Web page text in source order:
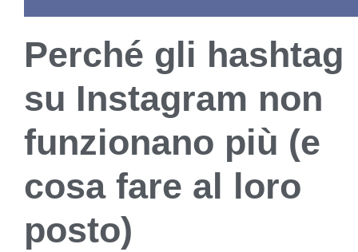
Perché gli hashtag
su Instagram non
funzionano più (e
cosa fare al loro
posto)